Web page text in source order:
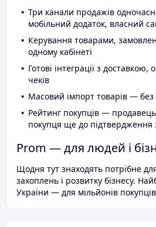
Три канали продажів
мобільний додаток, власний
Керування товарами,
одному кабінеті
Готові інтеграції з
чеків
Масовий імпорт товарів —
Рейтинг покупців —
покупця ще до підтвердження
Prom — для людей і
Щодня тут знаходять потрібне
захоплень і розвитку бізнесу.
України — для мільйонів